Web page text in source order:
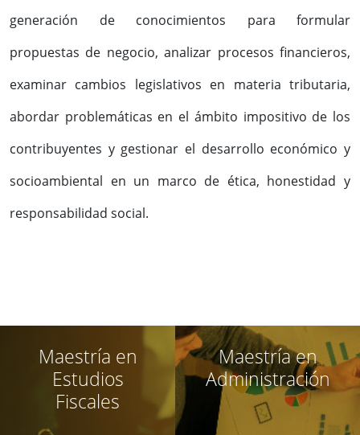
generación de conocimientos para formular
propuestas de negocio, analizar procesos financieros,
examinar cambios legislativos en materia tributaria,
abordar problemáticas en el ámbito impositivo de los
contribuyentes y gestionar el desarrollo económico y
socioambiental en un marco de ética, honestidad y
responsabilidad social.
Maestría en
Estudios
Fiscales
Maestría en
Administración